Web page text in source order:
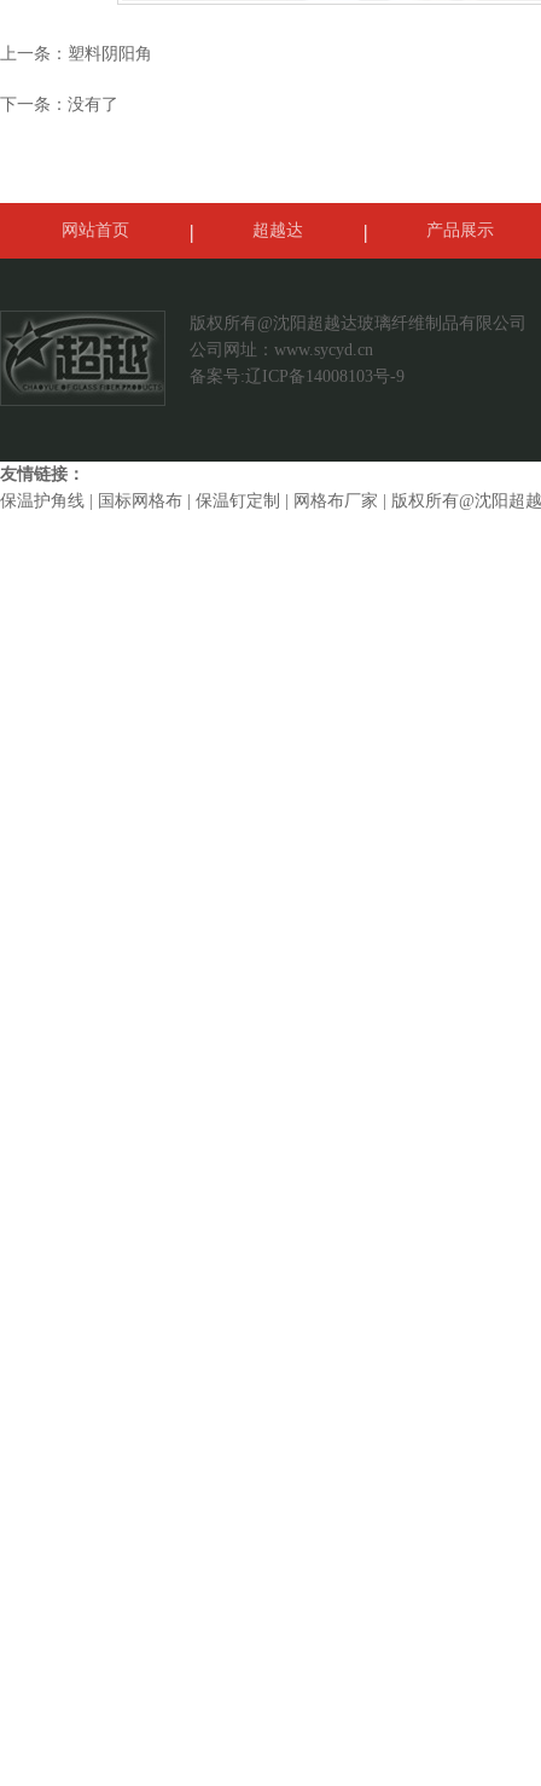
上一条： 塑料阴阳角
下一条：没有了
网站首页 超越达 产品展示
版权所有@沈阳超越达玻璃纤维制品有限公司
公司网址： www.sycyd.cn
备案号:辽ICP备14008103号-9
友情链接：
保温护角线
国标网格布 保温钉定制 网格布厂家 | 版权所有@沈阳超